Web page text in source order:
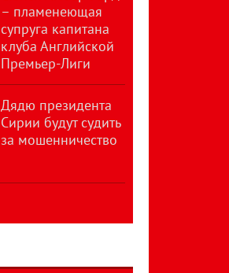
– пламенеющая
супруга капитана
клуба Английской
Премьер-Лиги
Дядю президента
Сирии будут судить
за мошенничество